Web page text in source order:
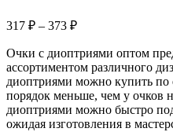
317 ₽ – 373 ₽
Очки с диоптриями оптом
ассортиментом различного
диоптриями можно купить
порядок меньше, чем у очков
диоптриями можно быстро
ожидая изготовления в